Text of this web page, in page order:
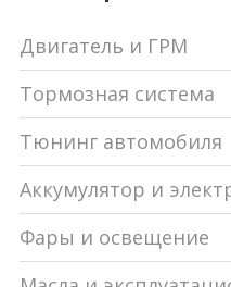
понятно и по существу.
Двигатель и ГРМ
Тормозная система
Тюнинг автомобиля
Аккумулятор и
Фары и освещение